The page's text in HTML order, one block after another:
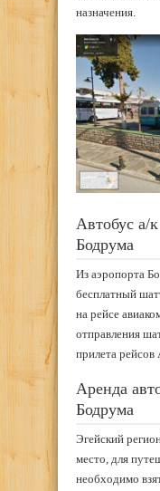
назначения.
Автобус а/
Бодрума
Из аэропорта
бесплатный
на рейсе
отправления
прилета рейсов
Аренда
Бодрума
Эгейский
место, для
необходимо